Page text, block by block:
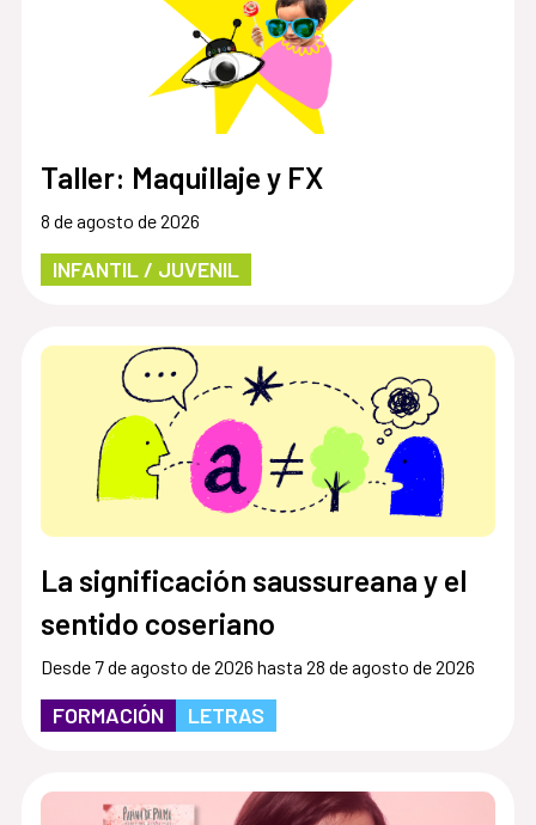
Taller: Maquillaje y FX
8 de agosto de 2026
INFANTIL / JUVENIL
La significación saussureana y el
sentido coseriano
Desde 7 de agosto de 2026 hasta 28 de agosto de 2026
FORMACIÓN LETRAS